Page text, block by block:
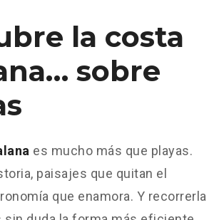
la costa
sobre
es mucho más que playas.
paisajes que quitan el
que enamora. Y recorrerla